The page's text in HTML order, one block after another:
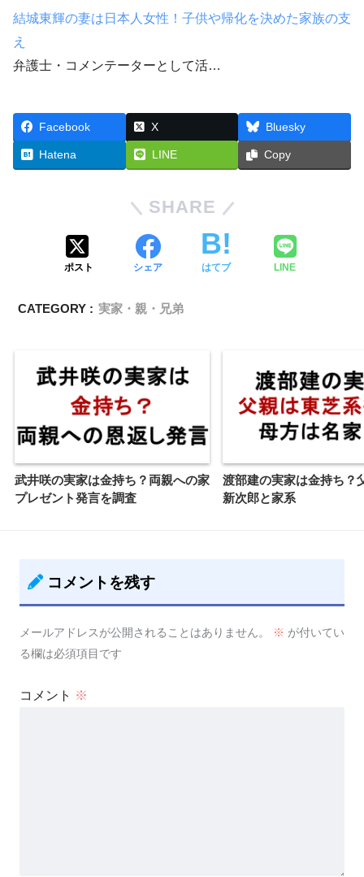
結城東輝の妻は日本人女性！子供や帰化を決めた家族の支
え
弁護士・コメンテーターとして活…
Facebook X Bluesky
Hatena LINE Copy
SHARE
ポスト シェア はてブ LINE
CATEGORY : 実家・親・兄弟
武井咲の実家は金持ち？両親への家
プレゼント発言を調査
渡部建の実家は金持ち？
新次郎と家系
コメントを残す
メールアドレスが公開されることはありません。 ※ が付いてい
る欄は必須項目です
コメント ※